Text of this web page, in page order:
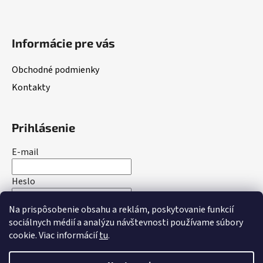
Na prispôsobenie obsahu a reklám, poskytovanie funkcií
sociálnych médií a analýzu návštevnosti používame súbory
cookie. Viac informáciítu.
Informácie pre vás
Obchodné podmienky
Kontakty
Prihlásenie
E-mail
Heslo
PRIHLÁSIŤ SA
Nová registráciaZabudnuté heslo